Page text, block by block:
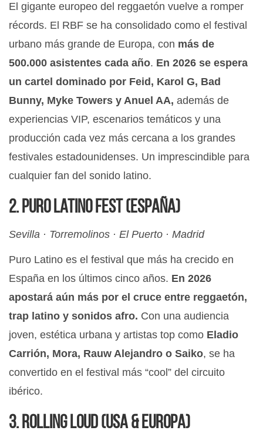
El gigante europeo del reggaetón vuelve a romper
récords. El RBF se ha consolidado como el festival
urbano más grande de Europa, con más de
500.000 asistentes cada año. En 2026 se espera
un cartel dominado por Feid, Karol G, Bad
Bunny, Myke Towers y Anuel AA, además de
experiencias VIP, escenarios temáticos y una
producción cada vez más cercana a los grandes
festivales estadounidenses. Un imprescindible para
cualquier fan del sonido latino.
2. Puro Latino Fest (España)
Sevilla · Torremolinos · El Puerto · Madrid
Puro Latino es el festival que más ha crecido en
España en los últimos cinco años. En 2026
apostará aún más por el cruce entre reggaetón,
trap latino y sonidos afro. Con una audiencia
joven, estética urbana y artistas top como Eladio
Carrión, Mora, Rauw Alejandro o Saiko, se ha
convertido en el festival más “cool” del circuito
ibérico.
3. Rolling Loud (USA & Europa)